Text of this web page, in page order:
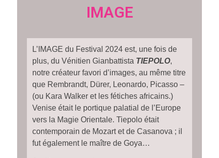
IMAGE
L’IMAGE du Festival 2024 est, une fois de
plus, du Vénitien Gianbattista TIEPOLO,
notre créateur favori d’images, au même titre
que Rembrandt, Dürer, Leonardo, Picasso –
(ou Kara Walker et les fétiches africains.)
Venise était le portique palatial de l’Europe
vers la Magie Orientale. Tiepolo était
contemporain de Mozart et de Casanova ; il
fut également le maître de Goya…